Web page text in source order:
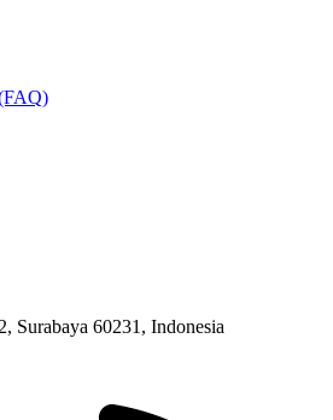
Surabaya 60231, Indonesia